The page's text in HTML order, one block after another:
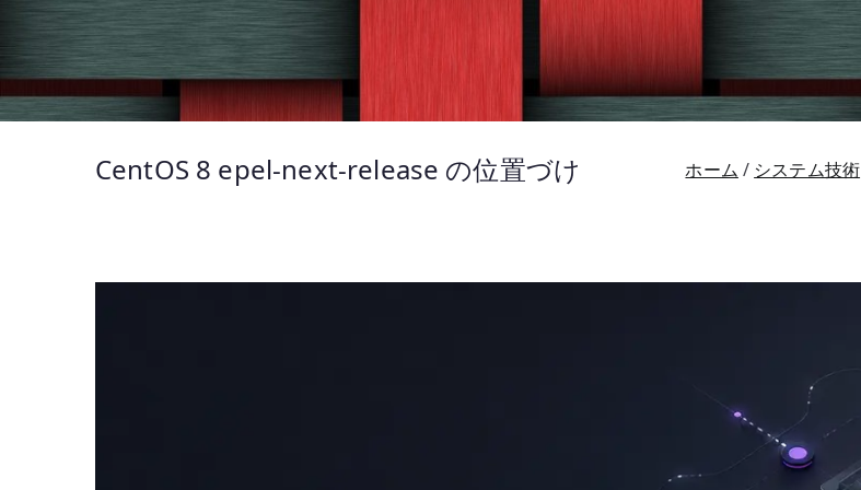
CentOS 8 epel-next-release の位置づけ ホーム システム技術